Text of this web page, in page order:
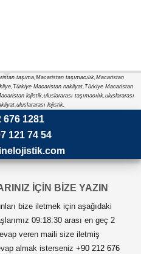
taşıma,Macaristan taşımacılık,Macaristan
Macaristan nakliyat,Türkiye Macaristan
lojistik,uluslararası taşımacılık,uluslararası
lojistik,
676 1281
121 74 54
İÇİN BİZE YAZIN
bize iletmek için aşağıdaki
09:18:30 arası en geç 2
veren maili size iletmiş
almak isterseniz +90 212 676